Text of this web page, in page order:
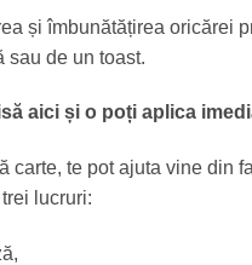
și îmbunătățirea oricărei
sau de un toast.
aici și o poți aplica
carte, te pot ajuta vine din
lucruri: